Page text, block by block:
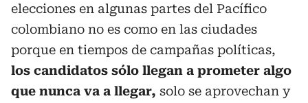
elecciones en algunas partes del Pacífico
colombiano no es como en las ciudades
porque en tiempos de campañas políticas,
los candidatos sólo llegan a prometer algo
que nunca va a llegar, solo se aprovechan y